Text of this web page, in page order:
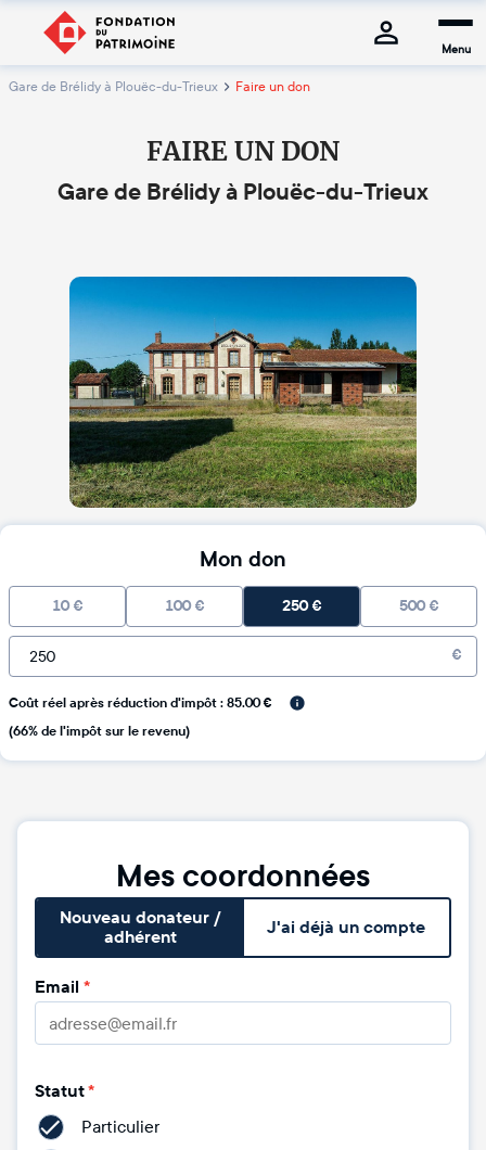
Menu
Gare de Brélidy à Plouëc-du-Trieux Faire un don
FAIRE UN DON
Gare de Brélidy à Plouëc-du-Trieux
Mon don
10 € 100 € 250€ 500 €
€
Coût réel après réduction d'impôt : 85.00 €
(66% de l'impôt sur le revenu)
Mes coordonnées
Nouveau donateur /
adhérent
J'ai déjà un compte
Email *
Statut*
Particulier